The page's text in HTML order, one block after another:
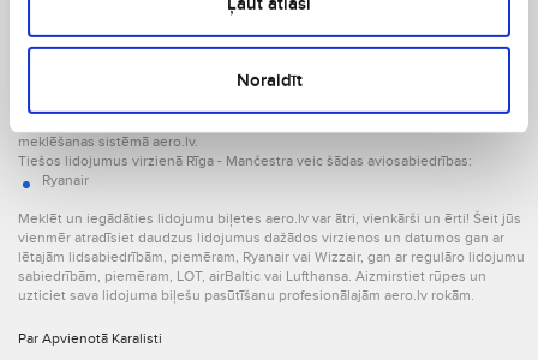
Noraidīt
Piektdiena
meklēšanas sistēmā aero.lv.
Tiešos lidojumus virzienā Rīga - Mančestra veic šādas aviosabiedrības:
Ryanair
Meklēt un iegādāties lidojumu biļetes aero.lv var ātri, vienkārši un ērti! Šeit jūs
vienmēr atradīsiet daudzus lidojumus dažādos virzienos un datumos gan ar
lētajām lidsabiedrībām, piemēram, Ryanair vai Wizzair, gan ar regulāro lidojumu
sabiedrībām, piemēram, LOT, airBaltic vai Lufthansa. Aizmirstiet rūpes un
uzticiet sava lidojuma biļešu pasūtīšanu profesionālajām aero.lv rokām.
Par Apvienotā Karalisti